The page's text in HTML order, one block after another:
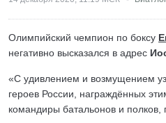
Олимпийский чемпион по боксу
негативно высказался в адрес
«С удивлением и возмущением
героев России, награждённых
командиры батальонов и